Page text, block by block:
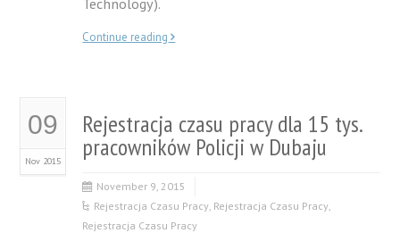
Continue reading
09
Nov 2015
Rejestracja czasu pracy dla 15 tys.
pracowników Policji w Dubaju
November 9, 2015
Rejestracja Czasu Pracy, Rejestracja Czasu Pracy,
Rejestracja Czasu Pracy